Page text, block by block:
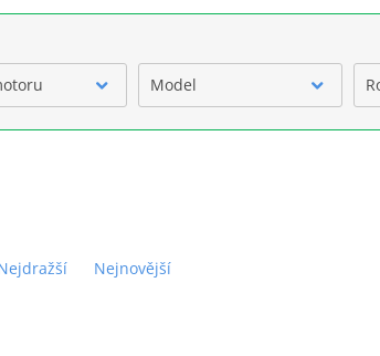
Model
Nejnovější